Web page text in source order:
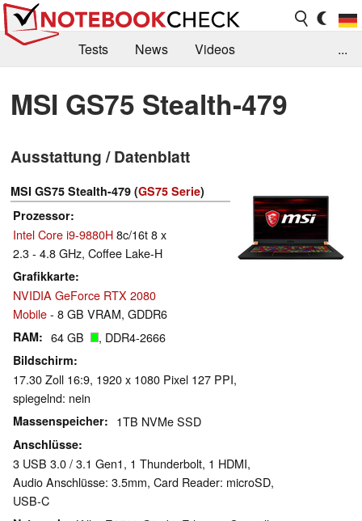
Tests News
Videos
Kaufberatung
Deals Suche
Jobs
Forum
...
MSI GS75 Stealth-479
Ausstattung / Datenblatt
MSI GS75 Stealth-479 (GS75 Serie)
Prozessor
Intel Core i9-9880H8c/16t 8 x
2.3 - 4.8 GHz, Coffee Lake-H
Grafikkarte
NVIDIA GeForce RTX 2080
Mobile- 8 GB VRAM, GDDR6
RAM 64 GB , DDR4-2666
Bildschirm
17.30 Zoll 16:9, 1920 x 1080 Pixel 127 PPI,
spiegelnd: nein
Massenspeicher 1TB NVMe SSD
Anschlüsse
3 USB 3.0 / 3.1 Gen1, 1 Thunderbolt, 1 HDMI,
Audio Anschlüsse: 3.5mm, Card Reader: microSD,
USB-C